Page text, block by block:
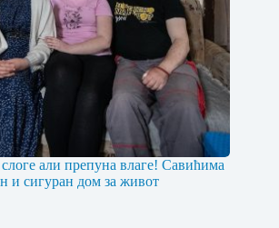
али препуна влаге! Савићима
и сигуран дом за живот